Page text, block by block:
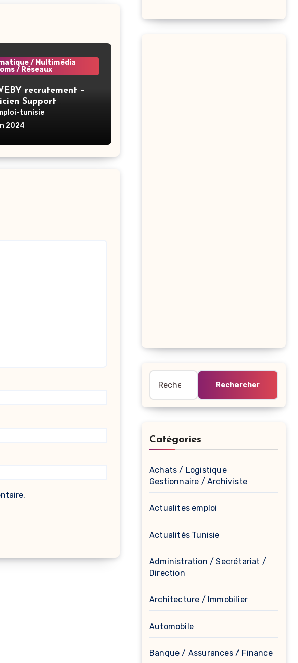
/ Multimédia
/ Réseaux
recrutement –
Support
Niv 1 et 2 –
tunisie
2024
Catégories
Achats / Logistique
Gestionnaire / Archiviste
Actualites emploi
Actualités Tunisie
Administration / Secrétariat /
Direction
Architecture / Immobilier
Automobile
Banque / Assurances / Finance